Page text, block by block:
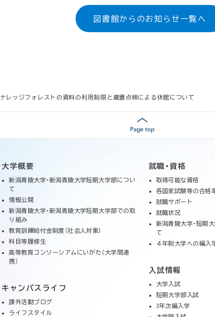
図書館からのお知らせ一覧へ
ナレッジフォレストの資料の利用制限と蔵書点検による休館について
大学概要
新潟青陵大学・新潟青陵大学短期大学部につい
て
情報公開
新潟青陵大学・新潟青陵大学短期大学部での取
り組み
教育訓練給付金制度（社会人対象）
科目等履修生
高等教育コンソーシアムにいがた（大学間連
携）
キャンパスライフ
課外活動ブログ
ライフスタイル
就職・資格
取得可能な資格
各国家試験等の合格
就職サポート
就職状況
新潟青陵大学・短期
て
４年制大学への編入
入試情報
大学入試
短期大学部入試
3年次編入学